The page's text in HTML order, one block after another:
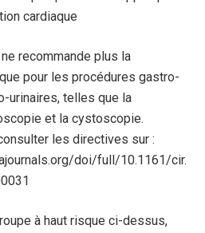
cardiaque
ne recommande plus la
pour les procédures gastro-
urinaires, telles que la
et la cystoscopie.
les directives sur :
doi/full/10.1161/cir.
à haut risque ci-dessus,